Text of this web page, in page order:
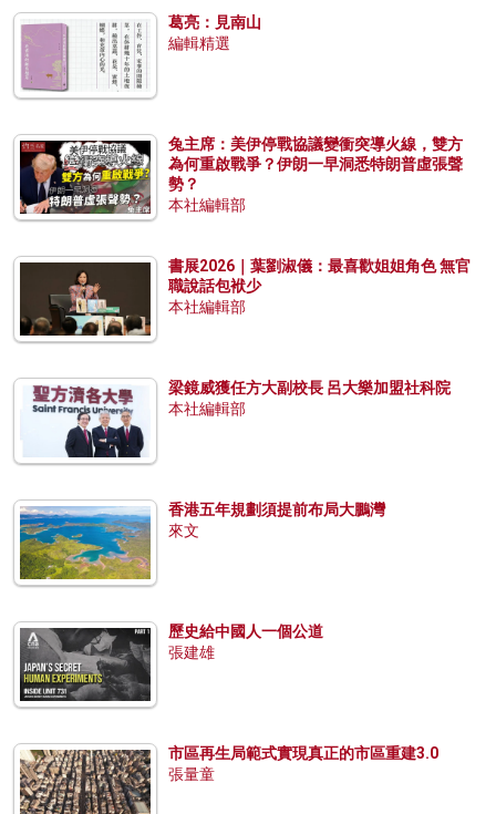
葛亮：見南山
編輯精選
兔主席：美伊停戰協議變衝突導火線，雙方
為何重啟戰爭？伊朗一早洞悉特朗普虛張聲
勢？
本社編輯部
書展2026｜葉劉淑儀：最喜歡姐姐角色 無官
職說話包袱少
本社編輯部
梁鏡威獲任方大副校長 呂大樂加盟社科院
本社編輯部
香港五年規劃須提前布局大鵬灣
來文
歷史給中國人一個公道
張建雄
市區再生局範式實現真正的市區重建3.0
張量童